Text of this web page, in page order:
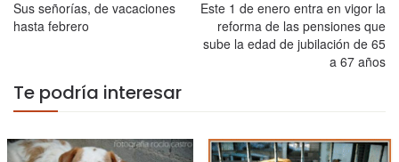
Sus señorías, de vacaciones
hasta febrero
Este 1 de enero entra en vigor la
reforma de las pensiones que
sube la edad de jubilación de 65
a 67 años
Te podría interesar